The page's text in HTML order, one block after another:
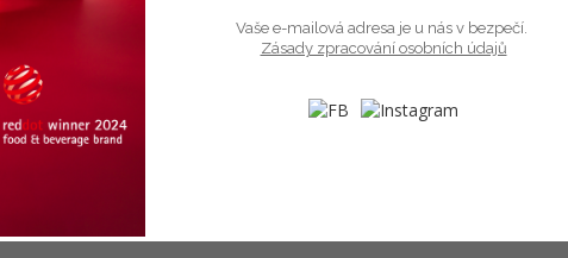
olej, chilli, sůl, koření
kyseliny.
mastné kyseliny 7,2 g, sacharidy 1,6 g z toho cukry 0,8 g, bílkoviny 14
Vaše e-mailová adresa je u nás v bezpečí.
Zásady zpracování osobních údajů